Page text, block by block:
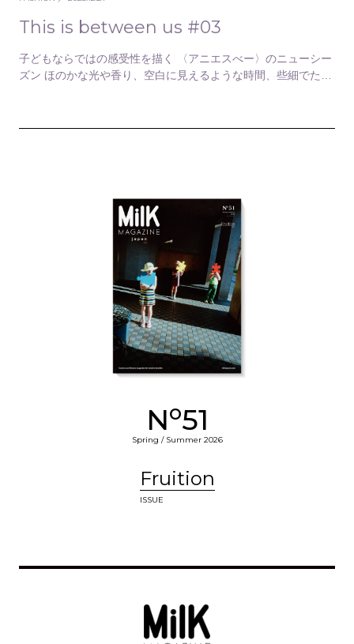
This is between us #03
子どもならではの感受性を描く 〈アニエスべー〉のニューシー
ズン ほのかな光や香り、空白に見えるような時間、些細でたわ
No51
Spring / Summer 2026
Fruition
ISSUE